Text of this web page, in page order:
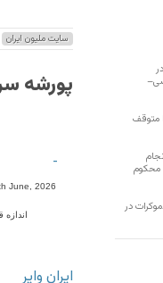
سایت ملیون ایران
پورشه
-
June, 2026
اندازه
ایران وایر
متوقف
محکوم
در